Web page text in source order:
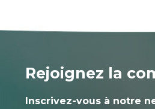
Rejoignez la
Inscrivez-vous à notre